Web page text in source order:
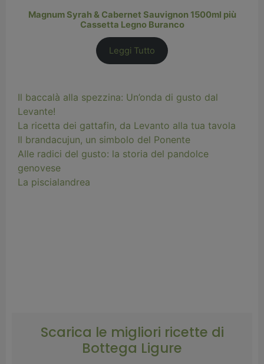
Magnum Syrah & Cabernet Sauvignon 1500ml più
Cassetta Legno Buranco
Leggi Tutto
Il baccalà alla spezzina: Un’onda di gusto dal
Levante!
La ricetta dei gattafin, da Levanto alla tua tavola
Il brandacujun, un simbolo del Ponente
Alle radici del gusto: la storia del pandolce
genovese
La piscialandrea
Scarica le migliori ricette di
Bottega Ligure​